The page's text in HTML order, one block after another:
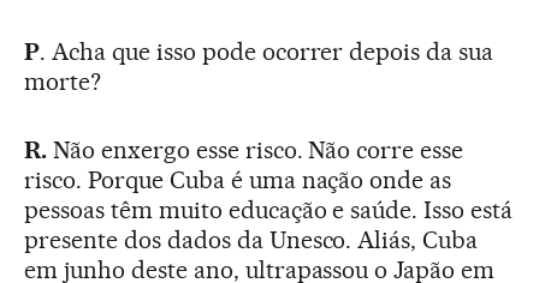
P. Acha que isso pode ocorrer depois da sua
morte?
R.Não enxergo esse risco. Não corre esse
risco. Porque Cuba é uma nação onde as
pessoas têm muito educação e saúde. Isso está
presente dos dados da Unesco. Aliás, Cuba
em junho deste ano, ultrapassou o Japão em